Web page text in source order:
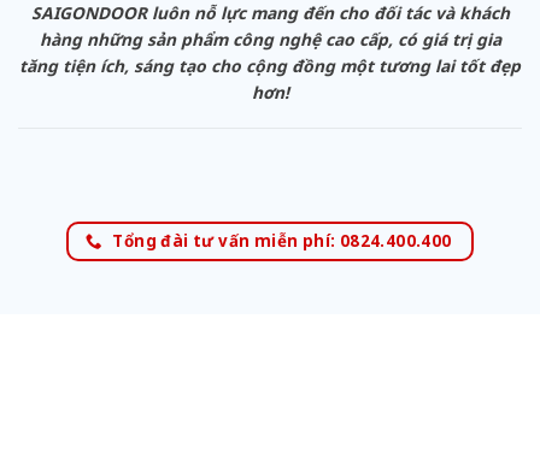
SAIGONDOOR luôn nỗ lực mang đến cho đối tác và khách
hàng những sản phẩm công nghệ cao cấp, có giá trị gia
tăng tiện ích, sáng tạo cho cộng đồng một tương lai tốt đẹp
hơn!
Tổng đài tư vấn miễn phí: 0824.400.400